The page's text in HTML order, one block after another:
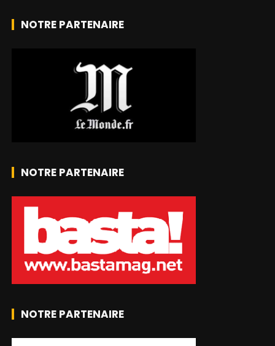
NOTRE PARTENAIRE
NOTRE PARTENAIRE
NOTRE PARTENAIRE